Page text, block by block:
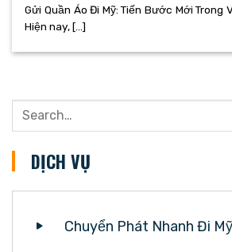
Gửi Quần Áo Đi Mỹ: Tiến Bước Mới Trong
Hiện nay, [...]
DỊCH VỤ
Chuyển Phát Nhanh Đi Mỹ